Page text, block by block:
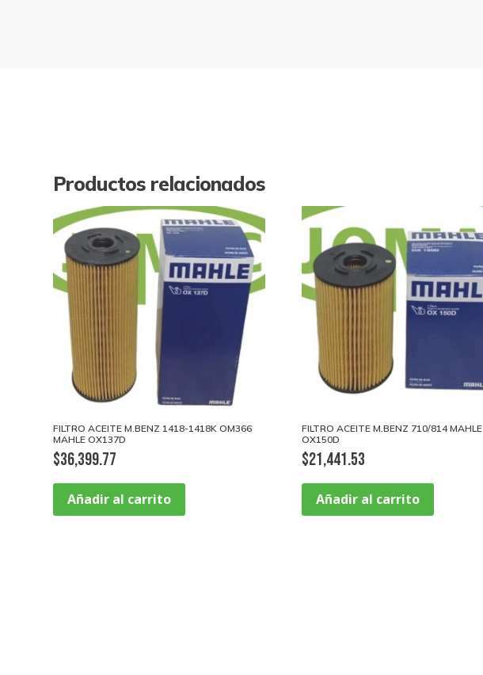
Productos relacionados
FILTRO ACEITE M.BENZ 1418-1418K OM366
MAHLE OX137D
$36,399.77
Añadir al carrito
FILTRO ACEITE M.BENZ 710/814 MAHLE
OX150D
$21,441.53
Añadir al carrito